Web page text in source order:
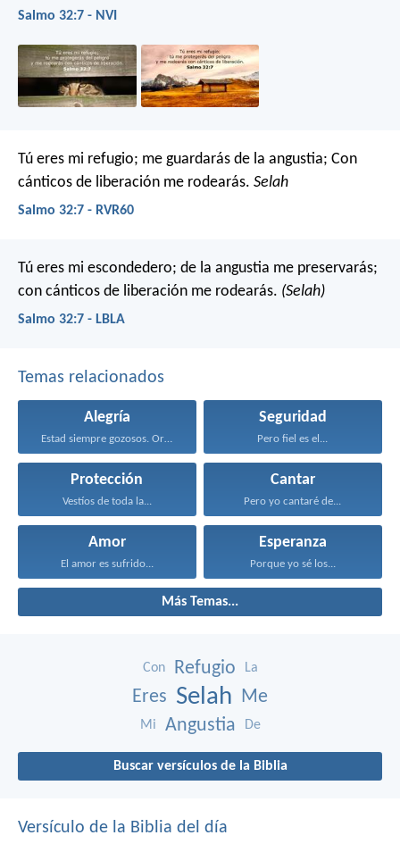
Salmo 32:7 - NVI
Tú eres mi refugio; me guardarás de la angustia; Con
cánticos de liberación me rodearás. Selah
Salmo 32:7 - RVR60
Tú eres mi escondedero; de la angustia me preservarás;
con cánticos de liberación me rodearás. (Selah)
Salmo 32:7 - LBLA
Temas relacionados
Alegría
Estad siempre gozosos. Orad...
Seguridad
Pero fiel es el...
Protección
Vestíos de toda la...
Cantar
Pero yo cantaré de...
Amor
El amor es sufrido...
Esperanza
Porque yo sé los...
Más Temas...
Con Refugio La
Eres Selah Me
Mi Angustia De
Buscar versículos de la Biblia
Versículo de la Biblia del día